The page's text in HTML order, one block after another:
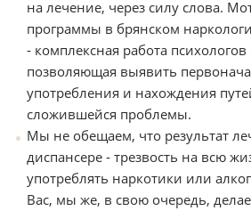
на лечение, через силу слова.
программы в брянском
‑ комплексная работа
позволяющая выявить
употребления и нахождения
сложившейся проблемы.
Мы не обещаем, что результат
диспансере ‑ трезвость на всю
употреблять наркотики или
Вас, мы же, в свою очередь,